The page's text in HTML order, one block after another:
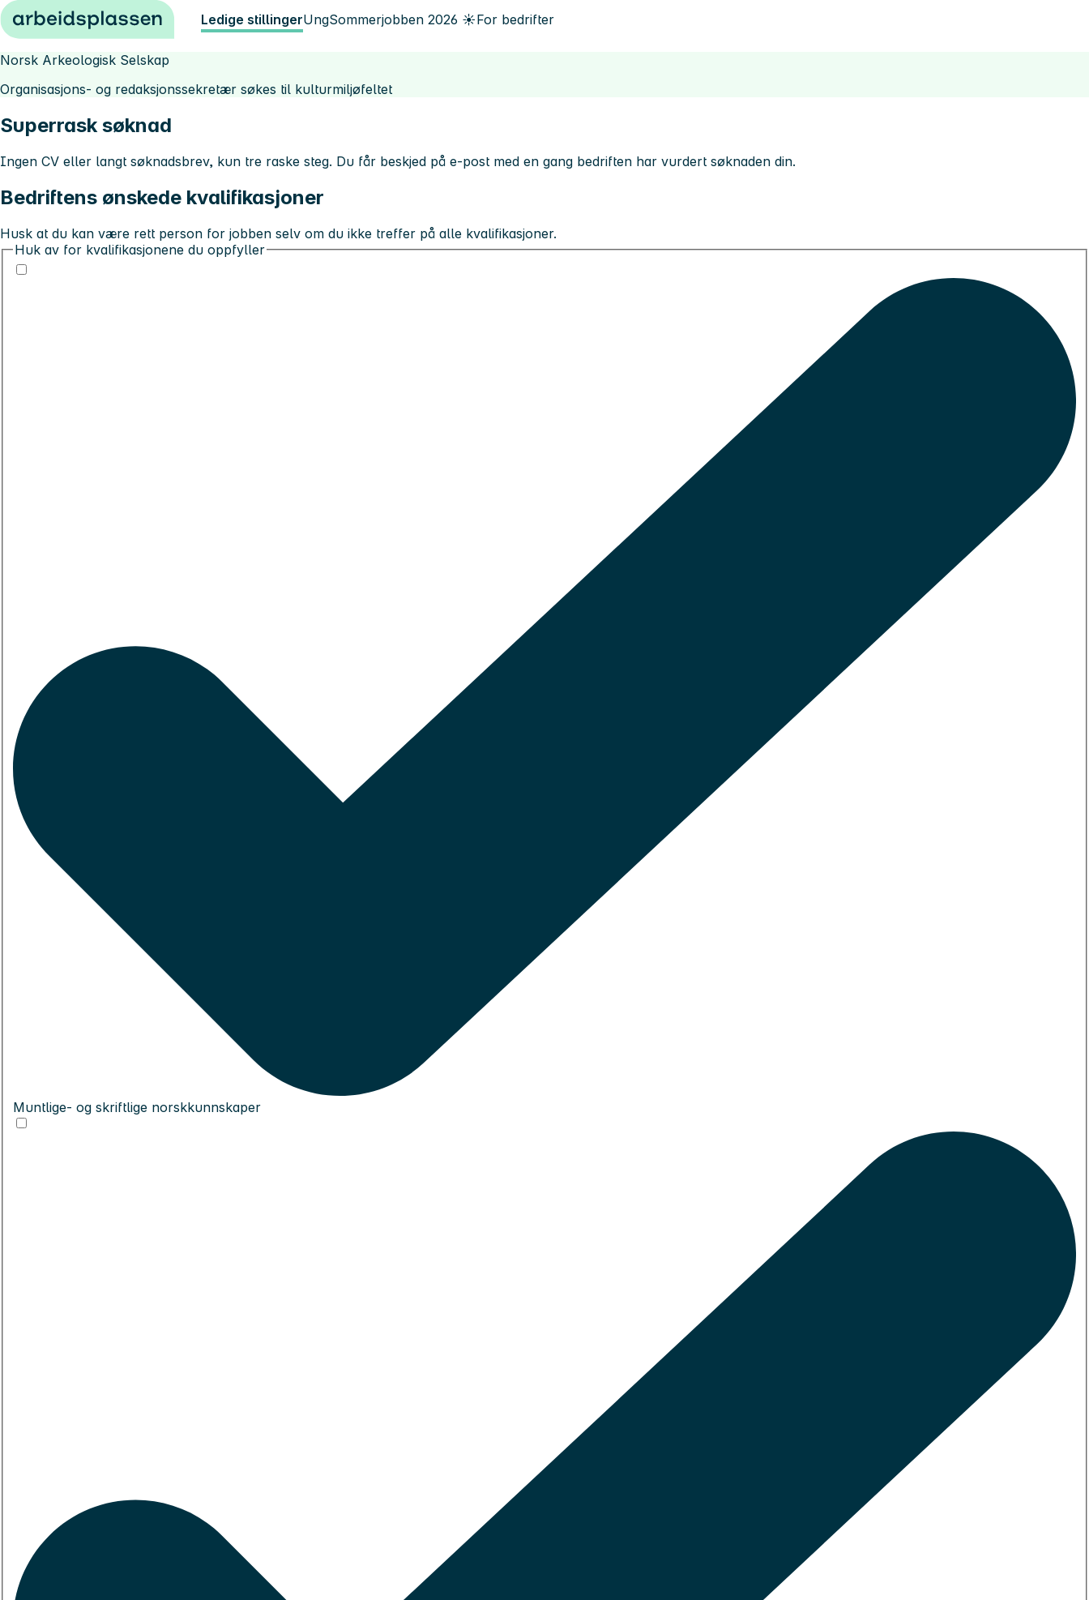
Hopp til innhold Ledige stillingerUngSommerjobben 2026 ☀️For bedrifter
Norsk Arkeologisk Selskap
Organisasjons- og redaksjonssekretær søkes til kulturmiljøfeltet
Superrask søknad
Ingen CV eller langt søknadsbrev, kun tre raske steg. Du får beskjed på e-post med en gang bedriften har vurdert søknaden din.
Bedriftens ønskede kvalifikasjoner
Husk at du kan være rett person for jobben selv om du ikke treffer på alle kvalifikasjoner.
Huk av for kvalifikasjonene du oppfyller
Muntlige- og skriftlige norskkunnskaper